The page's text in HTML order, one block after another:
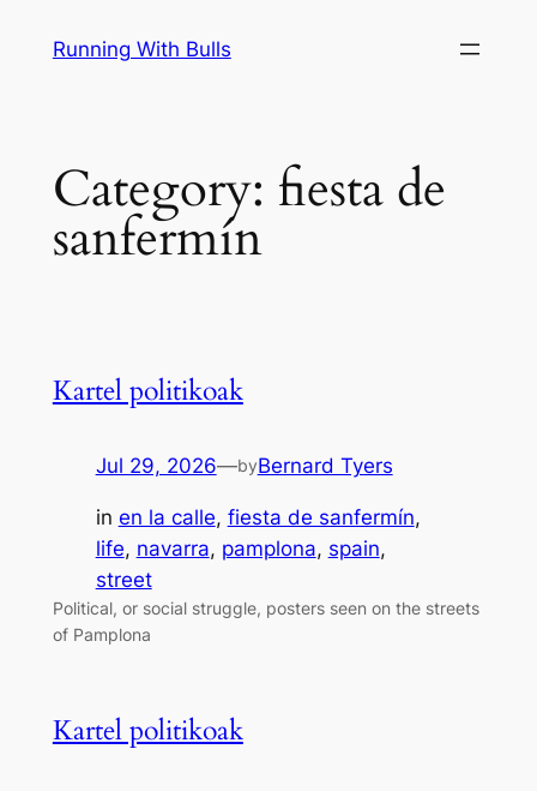
Running With Bulls
Category: fiesta de
sanfermín
Kartel politikoak
Jul 29, 2026—byBernard Tyers
in en la calle, fiesta de sanfermín
life, navarra, pamplona, spain
street
Political, or social struggle, posters seen on the streets
of Pamplona
Kartel politikoak